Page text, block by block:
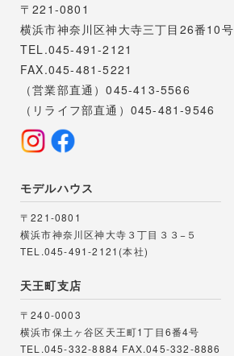
〒221-0801
横浜市神奈川区神大寺三丁目26番10号
TEL.045-491-2121
FAX.045-481-5221
（営業部直通）045-413-5566
（リライフ部直通）045-481-9546
モデルハウス
〒221-0801
横浜市神奈川区神大寺３丁目３３−５
TEL.045-491-2121(本社)
天王町支店
〒240-0003
横浜市保土ヶ谷区天王町1丁目6番4号
TEL.045-332-8884 FAX.045-332-8886